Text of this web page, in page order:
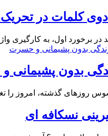
کلمات در
در برخورد اول، به کارگیری
بدون پشیمانی
روزهای گذشته، امروز را
نسکافه ای